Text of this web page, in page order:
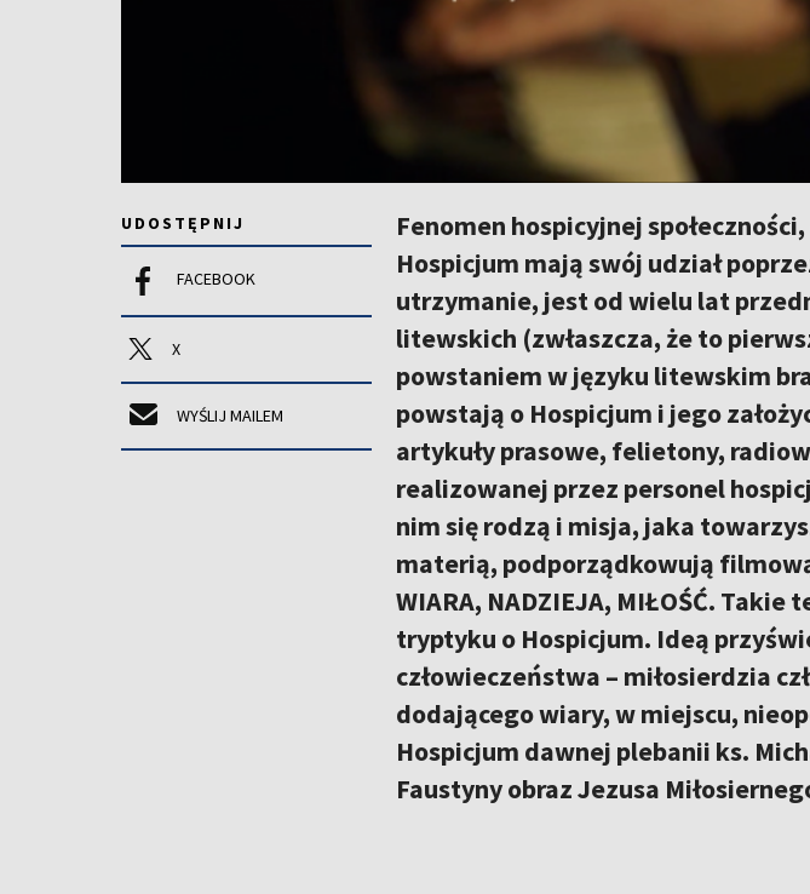
UDOSTĘPNIJ
FACEBOOK
X
WYŚLIJ MAILEM
Fenomen hospicyjnej
Hospicjum mają swój udział
utrzymanie, jest od wielu lat
litewskich (zwłaszcza, że to
powstaniem w języku litewskim
powstają o Hospicjum i jego
artykuły prasowe, felietony,
realizowanej przez personel
nim się rodzą i misja, jaka
materią, podporządkowują
WIARA, NADZIEJA, MIŁOŚĆ.
tryptyku o Hospicjum. Ideą
człowieczeństwa – miłosierdzia
dodającego wiary, w miejscu,
Hospicjum dawnej plebanii ks.
Faustyny obraz Jezusa